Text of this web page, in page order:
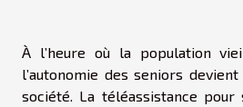
À l’heure où la population
l’autonomie des seniors
société. La téléassistance